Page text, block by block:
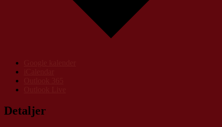
Detaljer